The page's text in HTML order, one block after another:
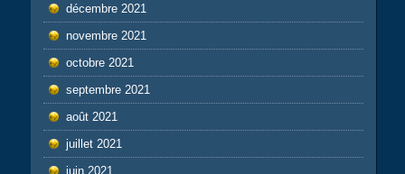
décembre 2021
novembre 2021
octobre 2021
septembre 2021
août 2021
juillet 2021
juin 2021